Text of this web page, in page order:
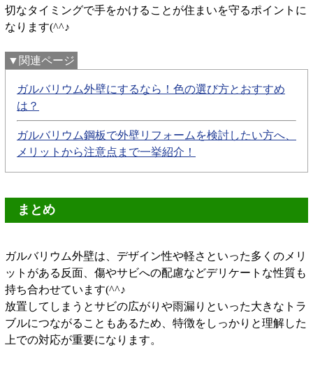
切なタイミングで手をかけることが住まいを守るポイントに
なります(^^♪
▼関連ページ
ガルバリウム外壁にするなら！色の選び方とおすすめ
は？
ガルバリウム鋼板で外壁リフォームを検討したい方へ、
メリットから注意点まで一挙紹介！
まとめ
ガルバリウム外壁は、デザイン性や軽さといった多くのメリ
ットがある反面、傷やサビへの配慮などデリケートな性質も
持ち合わせています(^^♪
放置してしまうとサビの広がりや雨漏りといった大きなトラ
ブルにつながることもあるため、特徴をしっかりと理解した
上での対応が重要になります。